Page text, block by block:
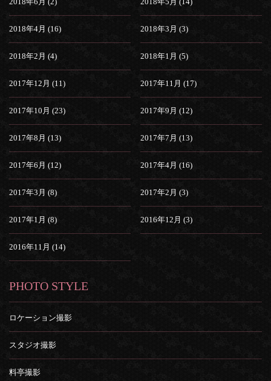
2018年4月 (16) 2018年3月 (3)
2018年2月 (4) 2018年1月 (5)
2017年12月 (11) 2017年11月 (17)
2017年10月 (23) 2017年9月 (12)
2017年8月 (13) 2017年7月 (13)
2017年6月 (12) 2017年4月 (16)
2017年3月 (8) 2017年2月 (3)
2017年1月 (8) 2016年12月 (3)
2016年11月 (14)
PHOTO STYLE
ロケーション撮影
スタジオ撮影
料亭撮影